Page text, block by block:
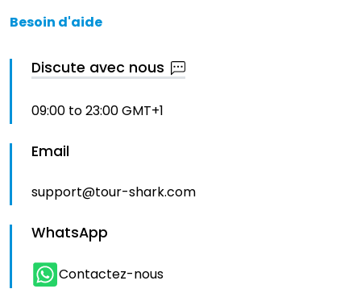
Besoin d'aide
Discute avec nous
09:00 to 23:00 GMT+1
Email
support@tour-shark.com
WhatsApp
Contactez-nous